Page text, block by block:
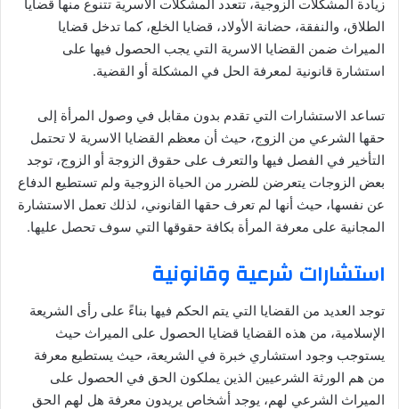
زيادة المشكلات الزوجية، تتعدد المشكلات الاسرية تتنوع منها قضايا
الطلاق، والنفقة، حضانة الأولاد، قضايا الخلع، كما تدخل قضايا
الميراث ضمن القضايا الاسرية التي يجب الحصول فيها على
استشارة قانونية لمعرفة الحل في المشكلة أو القضية.
تساعد الاستشارات التي تقدم بدون مقابل في وصول المرأة إلى
حقها الشرعي من الزوج، حيث أن معظم القضايا الاسرية لا تحتمل
التأخير في الفصل فيها والتعرف على حقوق الزوجة أو الزوج، توجد
بعض الزوجات يتعرضن للضرر من الحياة الزوجية ولم تستطيع الدفاع
عن نفسها، حيث أنها لم تعرف حقها القانوني، لذلك تعمل الاستشارة
المجانية على معرفة المرأة بكافة حقوقها التي سوف تحصل عليها.
استشارات شرعية وقانونية
توجد العديد من القضايا التي يتم الحكم فيها بناءً على رأى الشريعة
الإسلامية، من هذه القضايا قضايا الحصول على الميراث حيث
يستوجب وجود استشاري خبرة في الشريعة، حيث يستطيع معرفة
من هم الورثة الشرعيين الذين يملكون الحق في الحصول على
الميراث الشرعي لهم، يوجد أشخاص يريدون معرفة هل لهم الحق